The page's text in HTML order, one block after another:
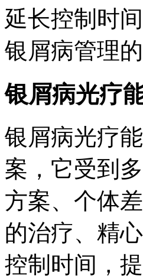
延长控制时
银屑病管理
银屑病光疗
银屑病光疗
案，它受到
方案、个体
的治疗、精
控制时间，